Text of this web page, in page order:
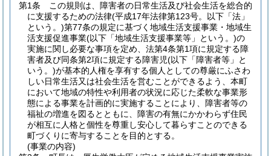
第1条
この規則は、障害者の日常生活及び社会生活を総合的
に支援するための法律(平成17年法律第123号。以下「法」
という。)第77条の規定に基づく地域生活支援事業・地域生
活支援促進事業(以下「地域生活支援事業等」という。)の
実施に関し必要な事項を定め、法第4条第1項に規定する障
害者及び同条第2項に規定する障害児(以下「障害者等」と
いう。)が基本的人権を享有する個人としての尊厳にふさわ
しい日常生活又は社会生活を営むことができるよう、本町
において地域の特性や利用者の状況に応じた柔軟な事業形
態による事業を計画的に実施することにより、障害者等の
福祉の増進を図るとともに、障害の有無にかかわらず住民
が相互に人格と個性を尊重し安心して暮らすことのできる
町づくりに寄与することを目的とする。
(事業の内容)